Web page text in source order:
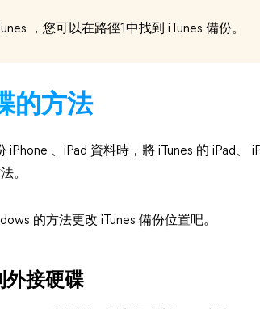
，您可以在路徑1中找到 iTunes 備份。
的方法
、iPad 資料時，將 iTunes 的 iPad、
。
的方法更改 iTunes 備份位置吧。
外接硬碟